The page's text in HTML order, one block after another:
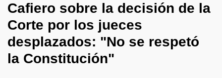
Cafiero sobre la decisión de la
Corte por los jueces
desplazados: "No se respetó
la Constitución"